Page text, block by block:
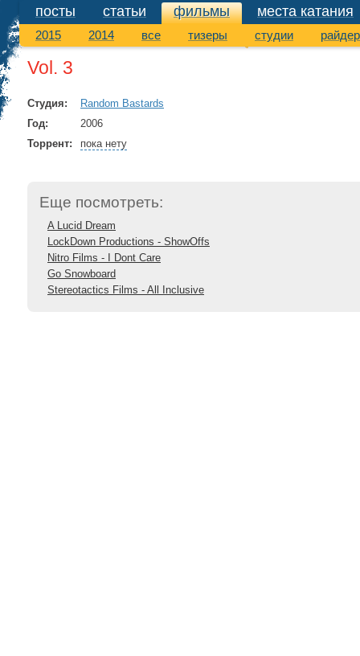
посты статьи фильмы
фильмы места катания
2015 2014 все тизеры студии
Vol. 3
Студия:
Random Bastards
Год:
2006
Торрент:
пока нету
Еще посмотреть:
A Lucid Dream
LockDown Productions - ShowOffs
Nitro Films - I Dont Care
Go Snowboard
Stereotactics Films - All Inclusive